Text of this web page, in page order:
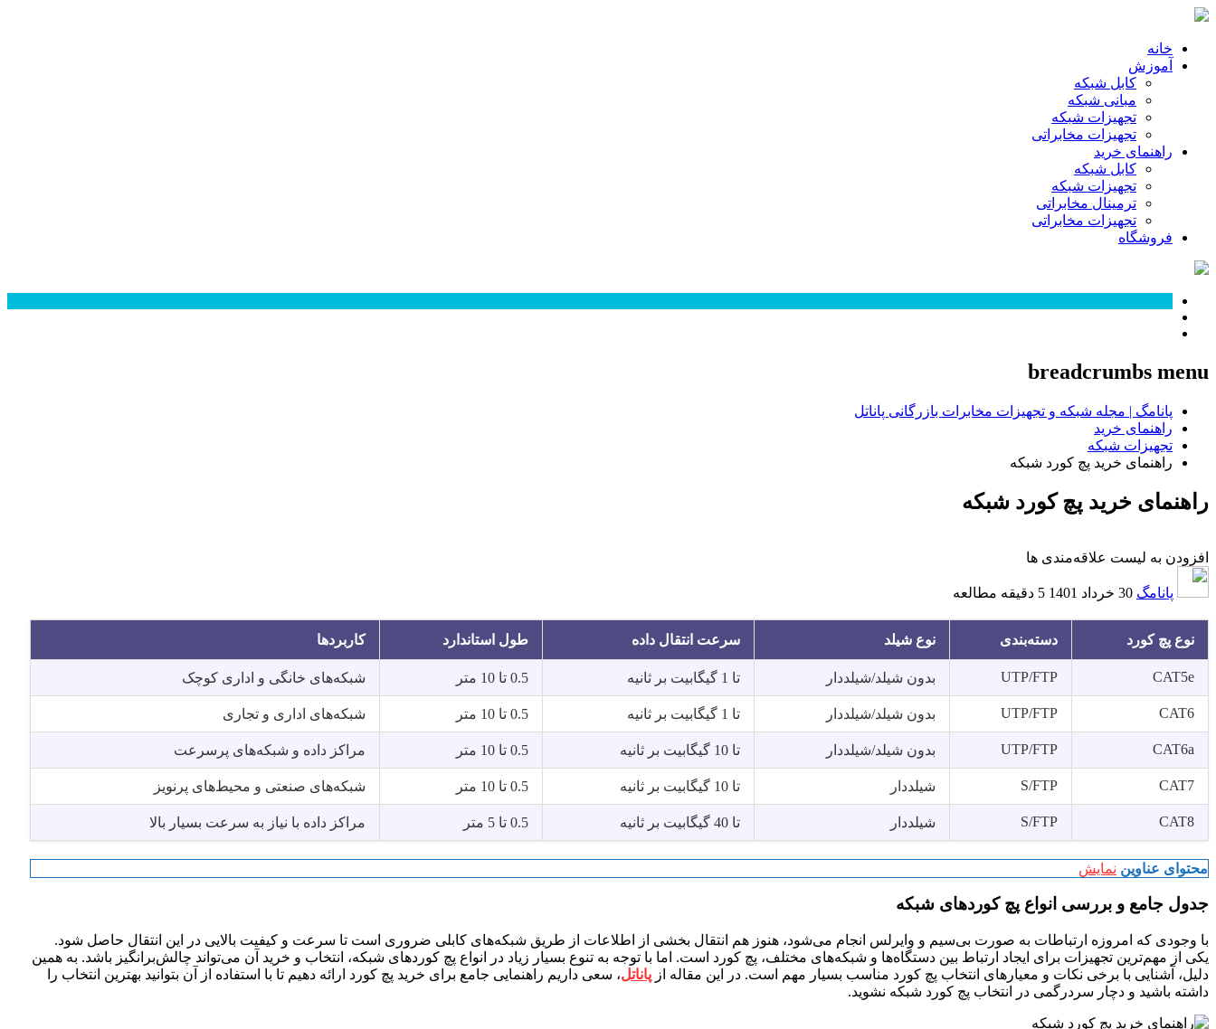
خانه
آموزش
کابل شبکه
مبانی شبکه
تجهیزات شبکه
تجهیزات مخابراتی
راهنمای خرید
کابل شبکه
تجهیزات شبکه
ترمینال مخابراتی
تجهیزات مخابراتی
فروشگاه
breadcrumbs menu
پانامگ | مجله شبکه و تجهیزات مخابرات بازرگانی پاناتل
راهنمای خرید
تجهیزات شبکه
راهنمای خرید پچ کورد شبکه
راهنمای خرید پچ کورد شبکه
افزودن به لیست علاقه‌مندی ها
پانامگ 30 خرداد 1401 5 دقیقه مطالعه
نوع پچ کورد دسته‌بندی نوع شیلد سرعت انتقال داده طول استاندارد کاربردها
CAT5e
UTP/FTP بدون شیلد/شیلددار تا 1 گیگابیت بر ثانیه 0.5 تا 10 متر شبکه‌های خانگی و اداری کوچک
CAT6
UTP/FTP بدون شیلد/شیلددار تا 1 گیگابیت بر ثانیه 0.5 تا 10 متر شبکه‌های اداری و تجاری
CAT6a
UTP/FTP بدون شیلد/شیلددار تا 10 گیگابیت بر ثانیه 0.5 تا 10 متر مراکز داده و شبکه‌های پرسرعت
CAT7
S/FTP شیلددار تا 10 گیگابیت بر ثانیه 0.5 تا 10 متر شبکه‌های صنعتی و محیط‌های پرنویز
CAT8
S/FTP شیلددار تا 40 گیگابیت بر ثانیه 0.5 تا 5 متر مراکز داده با نیاز به سرعت بسیار بالا
محتوای عناوین نمایش
جدول جامع و بررسی انواع پچ کوردهای شبکه
با وجودی که امروزه ارتباطات به صورت بی‌سیم و وایرلس انجام می‌شود، هنوز هم انتقال بخشی از اطلاعات از طریق شبکه‌های کابلی ضروری است تا سرعت و کیفیت بالایی در این انتقال حاصل شود.
یکی از مهم‌ترین تجهیزات برای ایجاد ارتباط بین دستگاه‌ها و شبکه‌های مختلف، پچ کورد است. اما با توجه به تنوع بسیار زیاد در انواع پچ کوردهای شبکه، انتخاب و خرید آن می‌تواند چالش‌برانگیز باشد. به همین
دلیل، آشنایی با برخی نکات و معیارهای انتخاب پچ کورد مناسب بسیار مهم است. در این مقاله از پاناتل، سعی داریم راهنمایی جامع برای خرید پچ کورد ارائه دهیم تا با استفاده از آن بتوانید بهترین انتخاب را
داشته باشید و دچار سردرگمی در انتخاب پچ کورد شبکه نشوید.